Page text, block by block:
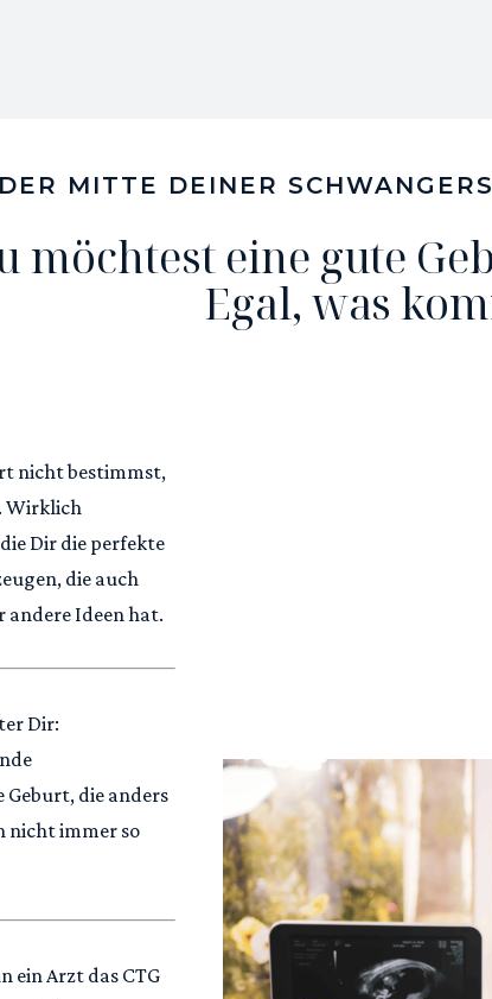
MITTE DEINER
möchtest eine gute
Egal, was
nicht bestimmst,
Wirklich
Dir die perfekte
die auch
Ideen hat.
Dir:
Geburt, die anders
nicht immer so
ein Arzt das CTG